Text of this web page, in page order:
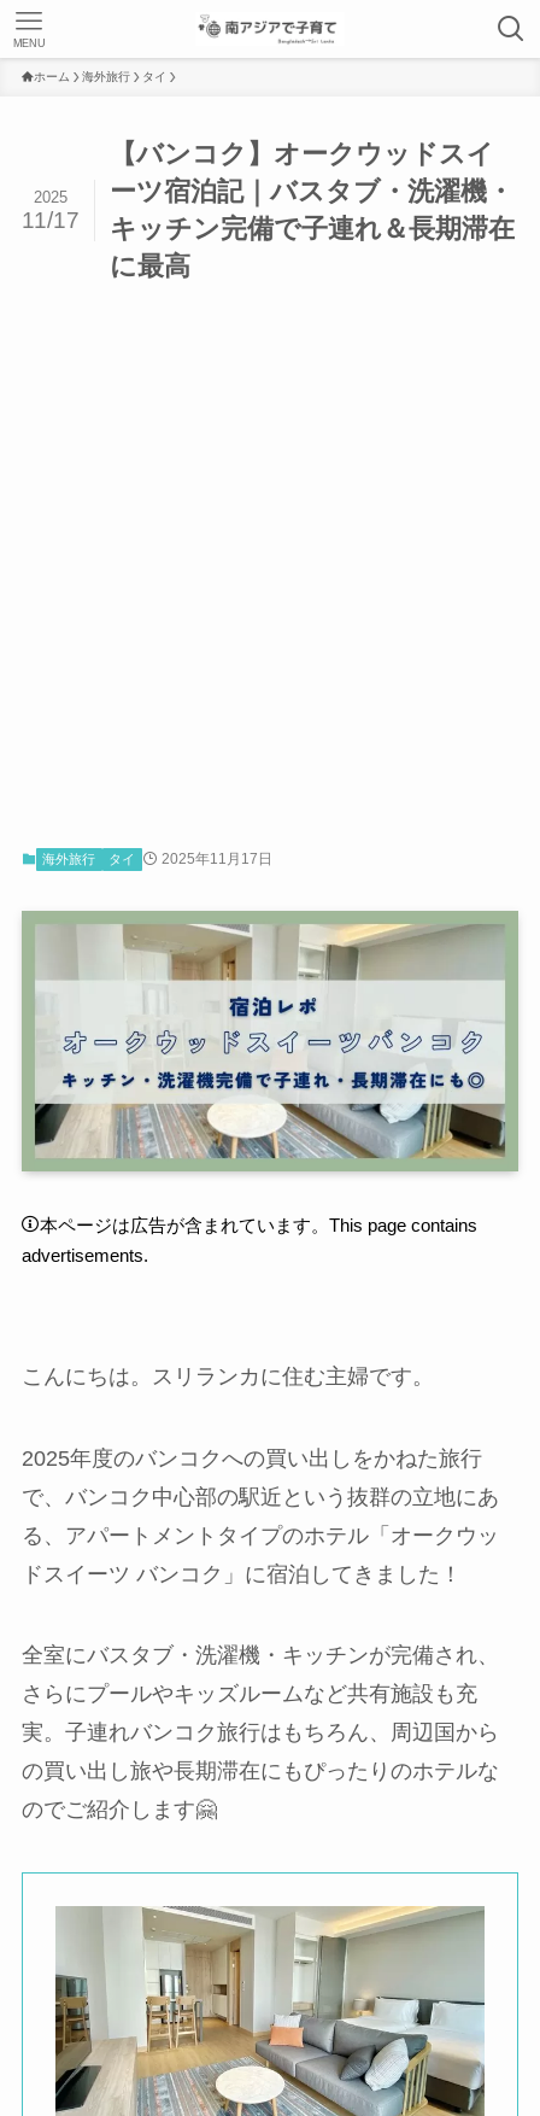
MENU
ホーム 海外旅行 タイ
【バンコク】オークウッドスイ
ーツ宿泊記｜バスタブ・洗濯機・
キッチン完備で子連れ＆長期滞在
に最高
2025
11/17
海外旅行 タイ 2025年11月17日
本ページは広告が含まれています。This page contains
advertisements.
こんにちは。スリランカに住む主婦です。
2025年度のバンコクへの買い出しをかねた旅行
で、バンコク中心部の駅近という抜群の立地にあ
る、アパートメントタイプのホテル「オークウッ
ドスイーツ バンコク」に宿泊してきました！
全室にバスタブ・洗濯機・キッチンが完備され、
さらにプールやキッズルームなど共有施設も充
実。子連れバンコク旅行はもちろん、周辺国から
の買い出し旅や長期滞在にもぴったりのホテルな
のでご紹介します🤗